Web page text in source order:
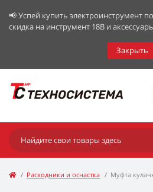
📢 Успей купить электроинструмент
скидка на инструмент 18В и аксессуары
Закрыть
Расходники и оснастка Муфта